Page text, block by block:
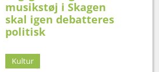
musikstøj i Skagen
skal igen debatteres
politisk
Kultur